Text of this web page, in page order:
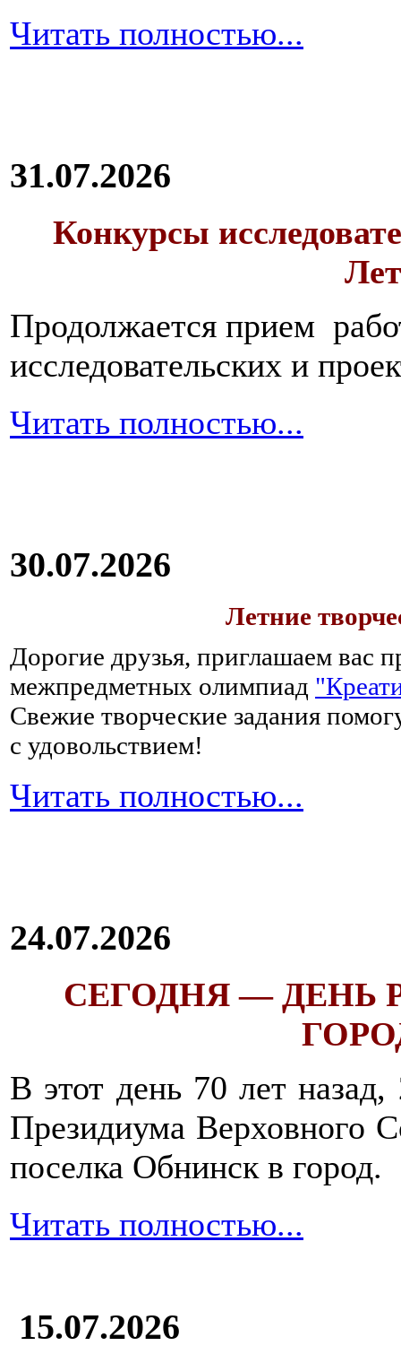
Читать полностью...
31.07.2026
Конкурсы
Продолжается прием
исследовательских и
Читать полностью...
30.07.2026
Летние
Дорогие друзья, приглашаем вас
межпредметных олимпиад
Свежие творческие задания
с удовольствием!
Читать полностью...
24.07.2026
СЕГОДНЯ — ДЕНЬ
В этот день 70 лет
Президиума Верховного
поселка Обнинск в город.
Читать полностью...
15.07.2026